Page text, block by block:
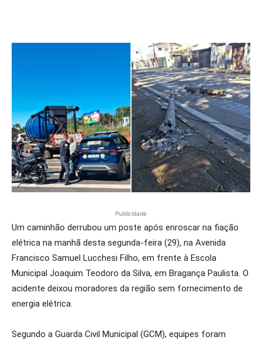
Publicidade
Um caminhão derrubou um poste após enroscar na fiação
elétrica na manhã desta segunda-feira (29), na Avenida
Francisco Samuel Lucchesi Filho, em frente à Escola
Municipal Joaquim Teodoro da Silva, em Bragança Paulista. O
acidente deixou moradores da região sem fornecimento de
energia elétrica.
Segundo a Guarda Civil Municipal (GCM), equipes foram